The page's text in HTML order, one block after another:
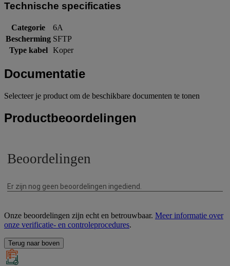
Technische specificaties
Categorie
6A
Bescherming SFTP
Type kabel
Koper
Documentatie
Selecteer je product om de beschikbare documenten te tonen
Productbeoordelingen
Onze beoordelingen zijn echt en betrouwbaar. Meer informatie over
onze verificatie- en controleprocedures.
Terug naar boven